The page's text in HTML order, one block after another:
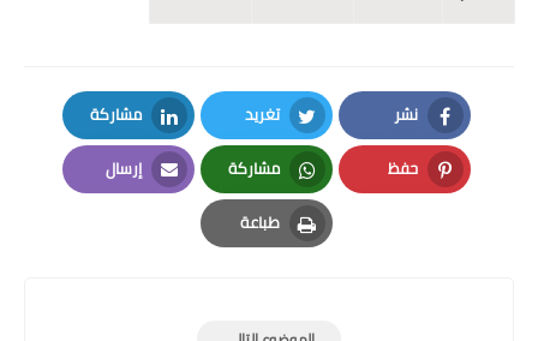
نشر
Facebook
تغريد
Twitter
مشاركة
LinkedIn
حفظ
Pinterest
مشاركة
Whatsapp
إرسال
Email
طباعة
Print